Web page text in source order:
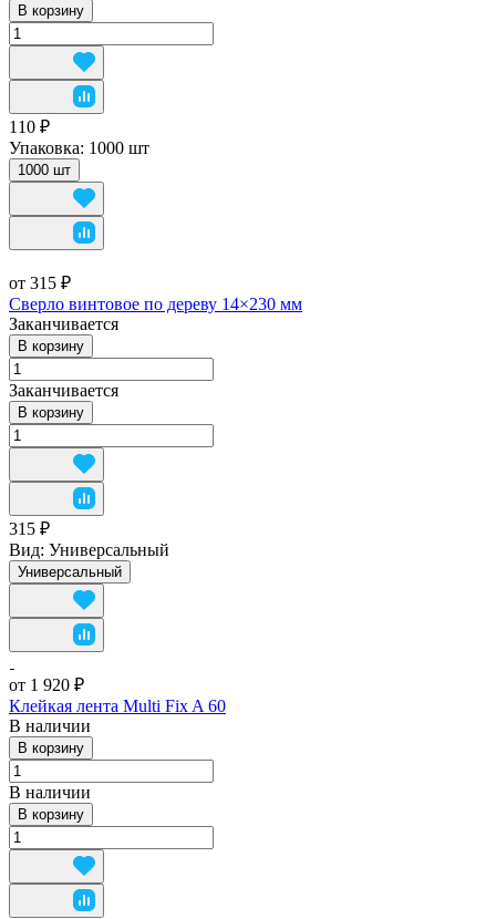
В корзину
110 ₽
Упаковка: 1000 шт
1000 шт
от 315 ₽
Сверло винтовое по дереву 14×230 мм
Заканчивается
В корзину
Заканчивается
В корзину
315 ₽
Вид: Универсальный
Универсальный
от 1 920 ₽
Клейкая лента Multi Fix A 60
В наличии
В корзину
В наличии
В корзину